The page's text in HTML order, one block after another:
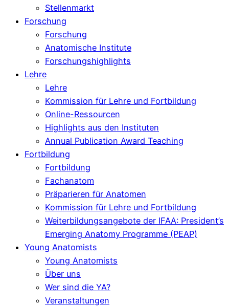
Stellenmarkt
Forschung
Forschung
Anatomische Institute
Forschungshighlights
Lehre
Lehre
Kommission für Lehre und Fortbildung
Online-Ressourcen
Highlights aus den Instituten
Annual Publication Award Teaching
Fortbildung
Fortbildung
Fachanatom
Präparieren für Anatomen
Kommission für Lehre und Fortbildung
Weiterbildungsangebote der IFAA: President’s
Emerging Anatomy Programme (PEAP)
Young Anatomists
Young Anatomists
Über uns
Wer sind die YA?
Veranstaltungen